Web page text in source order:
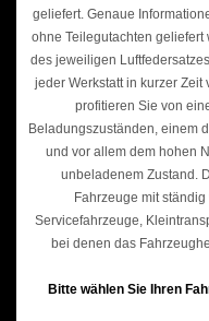
geliefert. Genaue
ohne Teilegutachten
des jeweiligen
jeder Werkstatt in kurzer
profitieren Sie von
Beladungszuständen, einem
und vor allem dem hohen
unbeladenem Zustand.
Fahrzeuge mit
Servicefahrzeuge,
bei denen das
Bitte wählen Sie Ihren